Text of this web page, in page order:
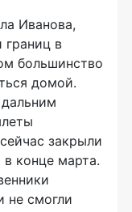
Иванова,
границ в
большинство
домой.
закрыли
конце марта.
не смогли